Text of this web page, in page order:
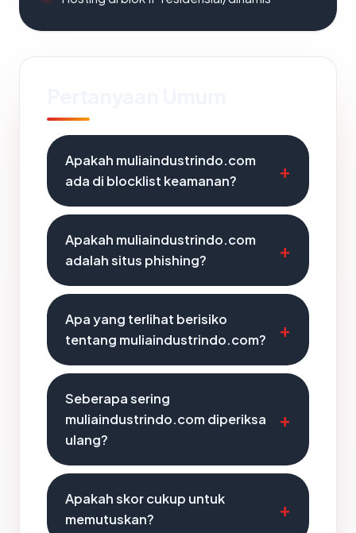
Apakah muliaindustrindo.com
ada di blocklist keamanan?
Apakah muliaindustrindo.com
adalah situs phishing?
Apa yang terlihat berisiko
tentang muliaindustrindo.com?
Seberapa sering
muliaindustrindo.com diperiksa
ulang?
Apakah skor cukup untuk
memutuskan?